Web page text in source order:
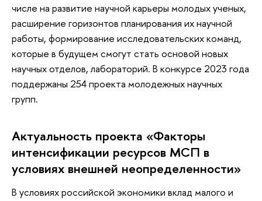
числе на развитие научной карьеры молодых ученых,
расширение горизонтов планирования их научной
работы, формирование исследовательских команд,
которые в будущем смогут стать основой новых
научных отделов, лабораторий. В конкурсе 2023 года
поддержаны 254 проекта молодежных научных
групп.
Актуальность проекта «Факторы
интенсификации ресурсов МСП в
условиях внешней неопределенности»
В условиях российской экономики вклад малого и